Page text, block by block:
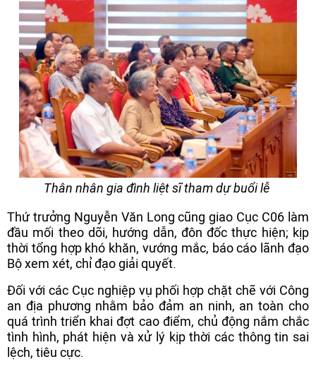
Thân nhân gia đình liệt sĩ tham dự buổi lễ
Thứ trưởng Nguyễn Văn Long cũng giao Cục C06 làm
đầu mối theo dõi, hướng dẫn, đôn đốc thực hiện; kịp
thời tổng hợp khó khăn, vướng mắc, báo cáo lãnh đạo
Bộ xem xét, chỉ đạo giải quyết.
Đối với các Cục nghiệp vụ phối hợp chặt chẽ với Công
an địa phương nhằm bảo đảm an ninh, an toàn cho
quá trình triển khai đợt cao điểm, chủ động nắm chắc
tình hình, phát hiện và xử lý kịp thời các thông tin sai
lệch, tiêu cực.